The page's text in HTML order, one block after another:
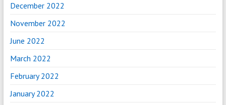
December 2022
November 2022
June 2022
March 2022
February 2022
January 2022